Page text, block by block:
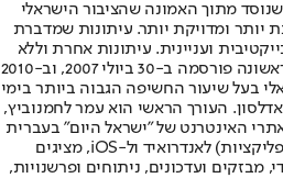
מתוך האמונה שהציבור הישראלי
יותר ומדויקת יותר. עיתונות שמדברת
ועניינית. עיתונות אחרת וללא
תשלום. המהדורה המודפסת הראשונה פורסמה ב-30 ביולי 2007, וב-2010
בעל שיעור החשיפה הגבוה ביותר בימי
העורך הראשי הוא עמר לחמנוביץ,
האינטרנט של "ישראל היום" בעברית
ובאנגלית, כמו כן היישומונים (אפליקציות) לאנדרואיד ול-iOS, מציגים
מבזקים ועדכונים, ניתוחים ופרשנויות,